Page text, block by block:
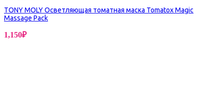
TONY MOLY Осветляющая томатная маска Tomatox Magic
Massage Pack
1,150₽